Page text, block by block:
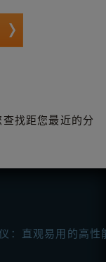
查找距您最近的分
：直观易用的高性